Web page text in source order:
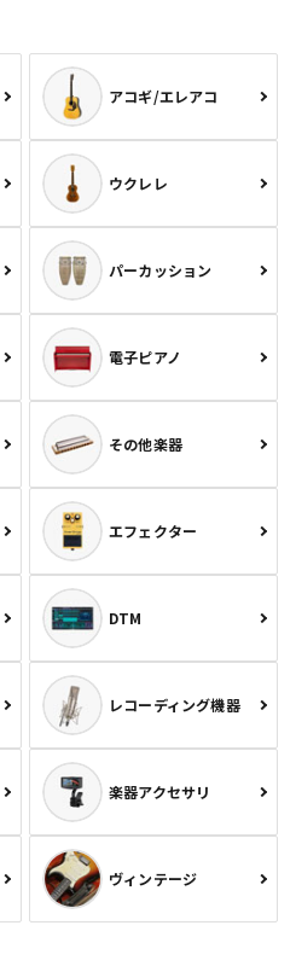
アコギ/エレアコ
ウクレレ
パーカッション
電子ピアノ
その他楽器
エフェクター
DTM
レコーディング機器
楽器アクセサリ
ヴィンテージ